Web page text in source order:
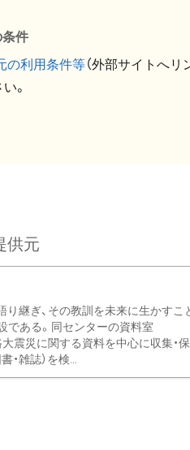
件
の利用条件等（外部サイトへリ
。
供元
り継ぎ、その教訓を未来に生かすこ
である。同センターの資料室
災に関する資料を中心に収集・
・雑誌）を検...